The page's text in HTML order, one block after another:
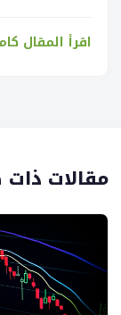
اقرأ المقال
مقالات